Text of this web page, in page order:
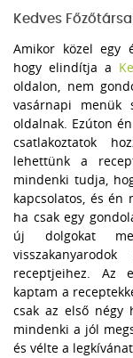
Kedves
Amikor közel egy
hogy elindítja a
oldalon, nem
vasárnapi menük
oldalnak. Ezúton
csatlakoztatok
lehettünk a
mindenki tudja,
kapcsolatos, és én
ha csak egy
új dolgokat
receptjeihez. Az
kaptam a
csak az első négy
mindenki a jól
és vélte a